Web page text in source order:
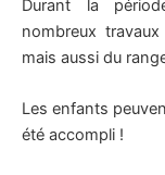
Durant la
nombreux
mais aussi du
Les enfants
été accompli !